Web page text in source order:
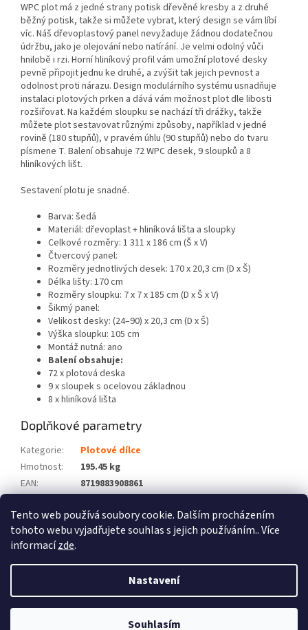
Tento web používá soubory cookie. Dalším procházením
tohoto webu vyjadřujete souhlas s jejich používáním.. Více
informacízde.
Nastavení
Souhlasím
WPC plot má z jedné strany potisk dřevěné kresby a z druhé
běžný potisk, takže si můžete vybrat, který design se vám líbí
víc. Náš dřevoplastový panel nevyžaduje žádnou dodatečnou
údržbu, jako je olejování nebo natírání. Je velmi odolný vůči
hnilobě i rzi. Horní hliníkový profil vám umožní plotové desky
pevně připojit jednu ke druhé, a zvýšit tak jejich pevnost a
odolnost proti nárazu. Design modulárního systému usnadňuje
instalaci plotových prken a dává vám možnost plot dle libosti
rozšiřovat. Na každém sloupku se nachází tři drážky, takže
můžete plot sestavovat různými způsoby, například v jedné
rovině (180 stupňů), v pravém úhlu (90 stupňů) nebo do tvaru
písmene T. Balení obsahuje 72 WPC desek, 9 sloupků a 8
hliníkových lišt.
Sestavení plotu je snadné.
Barva: šedá
Materiál: dřevoplast + hliníková lišta a sloupky
Celkové rozměry: 1 311 x 186 cm (Š x V)
Čtvercový panel:
Rozměry jednotlivých desek: 170 x 20,3 cm (D x Š)
Délka lišty: 170 cm
Rozměry sloupku: 7 x 7 x 185 cm (D x Š x V)
Šikmý panel:
Velikost desky: (24–90) x 20,3 cm (D x Š)
Výška sloupku: 105 cm
Montáž nutná: ano
Balení obsahuje:
72 x plotová deska
9 x sloupek s ocelovou základnou
8 x hliníková lišta
Doplňkové parametry
Kategorie:
Plotové dílce
Hmotnost:
195.45 kg
EAN:
8719883908861
Počet balíků: 8
Vytvořil Shoptet
Zboží XL. Všechna práva vyhrazena.